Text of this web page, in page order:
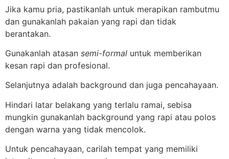
Jika kamu pria, pastikanlah untuk merapikan rambutmu
dan gunakanlah pakaian yang rapi dan tidak
berantakan.
Gunakanlah atasan semi-formal untuk memberikan
kesan rapi dan profesional.
Selanjutnya adalah background dan juga pencahayaan.
Hindari latar belakang yang terlalu ramai, sebisa
mungkin gunakanlah background yang rapi atau polos
dengan warna yang tidak mencolok.
Untuk pencahayaan, carilah tempat yang memiliki